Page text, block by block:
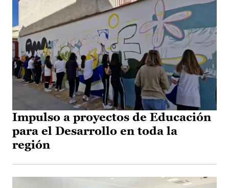
Impulso a proyectos de Educación
para el Desarrollo en toda la
región